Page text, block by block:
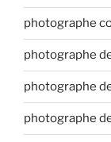
photographe
photographe
photographe
photographe